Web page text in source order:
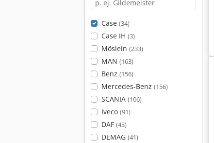
Case (34)
Case IH (3)
Möslein (233)
MAN (163)
Benz (156)
Mercedes-Benz (156)
SCANIA (106)
Iveco (91)
DAF (43)
DEMAG (41)